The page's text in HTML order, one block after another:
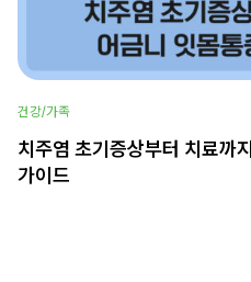
건강/가족
치주염 초기증상부터 치료까
가이드